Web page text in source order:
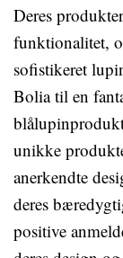
Deres
funktionalitet,
sofistikeret
Bolia til en
unikke
anerkendte
deres
positive